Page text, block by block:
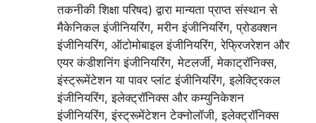
तकनीकी शिक्षा परिषद) द्वारा मान्यता प्राप्त संस्थान से
मैकेनिकल इंजीनियरिंग, मरीन इंजीनियरिंग, प्रोडक्शन
इंजीनियरिंग, ऑटोमोबाइल इंजीनियरिंग, रेफ्रिजरेशन और
एयर कंडीशनिंग इंजीनियरिंग, मेटलर्जी, मेकाट्रॉनिक्स,
इंस्ट्रूमेंटेशन या पावर प्लांट इंजीनियरिंग, इलेक्ट्रिकल
इंजीनियरिंग, इलेक्ट्रॉनिक्स और कम्युनिकेशन
इंजीनियरिंग, इंस्ट्रूमेंटेशन टेक्नोलॉजी, इलेक्ट्रॉनिक्स